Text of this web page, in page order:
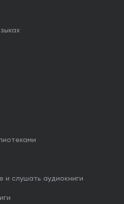
и слушать аудиокниги